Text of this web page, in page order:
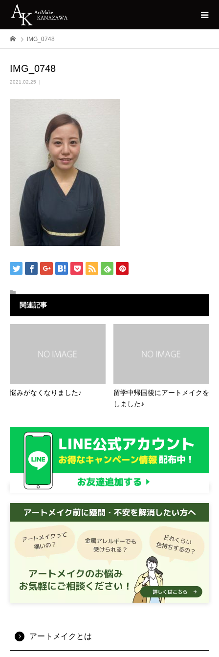
IMG_0748
IMG_0748
2021.02.25
関連記事
悩みがなくなりました♪
留学中帰国後にアートメイクを
しました♪
アートメイクとは